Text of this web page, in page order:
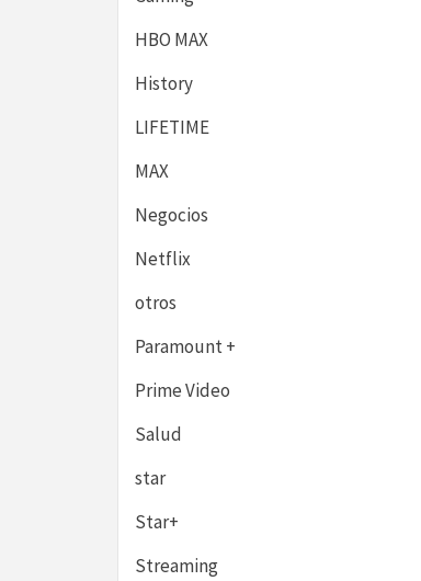
HBO MAX
History
LIFETIME
MAX
Negocios
Netflix
otros
Paramount +
Prime Video
Salud
star
Star+
Streaming